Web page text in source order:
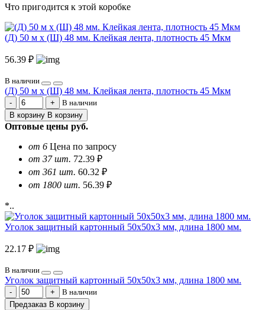
Что пригодится к этой коробке
(Д) 50 м х (Ш) 48 мм. Клейкая лента, плотность 45 Мкм
56.39 ₽
В наличии
(Д) 50 м х (Ш) 48 мм. Клейкая лента, плотность 45 Мкм
В наличии
В корзину В корзину
Оптовые цены руб.
от 6 Цена по запросу
от 37 шт. 72.39 ₽
от 361 шт. 60.32 ₽
от 1800 шт. 56.39 ₽
*..
Уголок защитный картонный 50х50х3 мм, длина 1800 мм.
22.17 ₽
В наличии
Уголок защитный картонный 50х50х3 мм, длина 1800 мм.
В наличии
Предзаказ В корзину